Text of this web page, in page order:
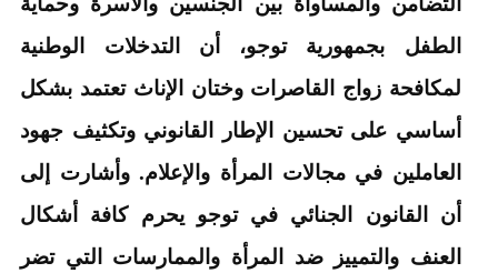
الطفل بجمهورية توجو، أن التدخلات الوطنية
لمكافحة زواج القاصرات وختان الإناث تعتمد بشكل
أساسي على تحسين الإطار القانوني وتكثيف جهود
العاملين في مجالات المرأة والإعلام. وأشارت إلى
أن القانون الجنائي في توجو يحرم كافة أشكال
العنف والتمييز ضد المرأة والممارسات التي تضر